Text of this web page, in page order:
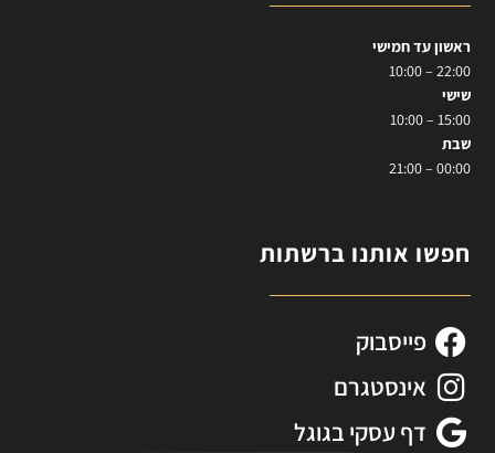
ראשון עד חמישי
22:00 – 10:00
שישי
15:00 – 10:00
שבת
00:00 – 21:00
חפשו אותנו ברשתות
פייסבוק
אינסטגרם
דף עסקי בגוגל